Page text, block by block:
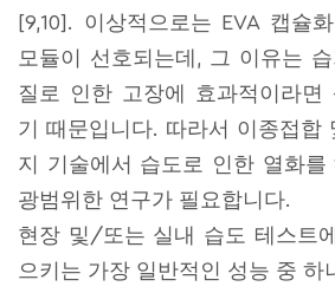
[9,10]. 이상적으로는 EVA 캡슐
모듈이 선호되는데, 그 이유는
질로 인한 고장에 효과적이라면
기 때문입니다. 따라서 이종접합
지 기술에서 습도로 인한 열화를
광범위한 연구가 필요합니다.
현장 및/또는 실내 습도 테스트
으키는 가장 일반적인 성능 중 하